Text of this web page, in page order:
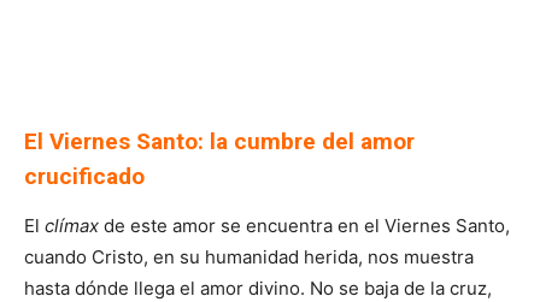
El Viernes Santo: la cumbre del amor
crucificado
El clímax de este amor se encuentra en el Viernes Santo,
cuando Cristo, en su humanidad herida, nos muestra
hasta dónde llega el amor divino. No se baja de la cruz,